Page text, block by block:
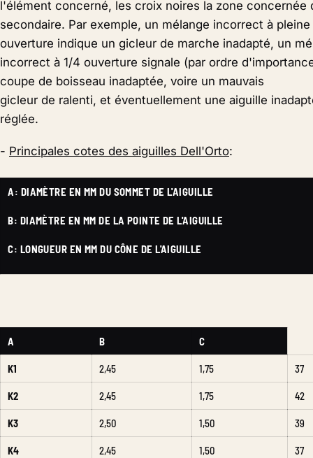
l'élément concerné, les croix noires la zone concernée
secondaire. Par exemple, un mélange incorrect à pleine
ouverture indique un gicleur de marche inadapté, un
incorrect à 1/4 ouverture signale (par ordre
coupe de boisseau inadaptée, voire un mauvais
gicleur de ralenti, et éventuellement une aiguille
réglée.
- Principales cotes des aiguilles Dell'Orto:
A: DIAMÈTRE EN MM DU SOMMET DE L'AIGUILLE
B: DIAMÈTRE EN MM DE LA POINTE DE L'AIGUILLE
C: LONGUEUR EN MM DU CÔNE DE L'AIGUILLE
A B C
K1 2,45 1,75 37
K2 2,45 1,75 42
K3 2,50 1,50 39
K4 2,45 1,50 37